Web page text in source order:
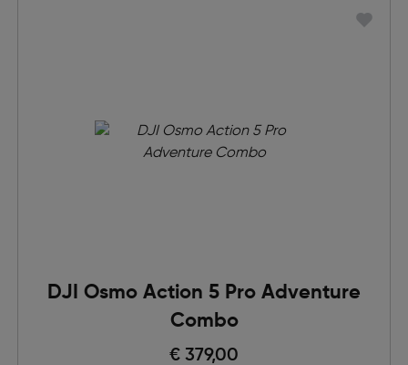
DJI Osmo Action 5 Pro Adventure
Combo
Preis nach Rabatts
€ 379,00